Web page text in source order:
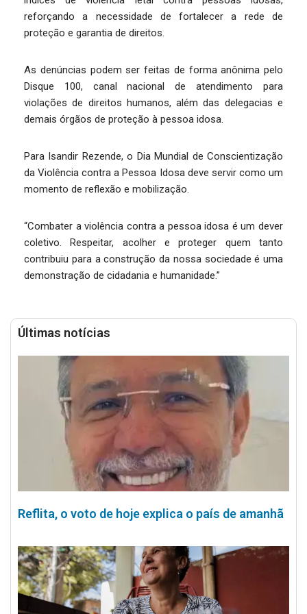
reforçando a necessidade de fortalecer a rede de
proteção e garantia de direitos.
As denúncias podem ser feitas de forma anônima pelo
Disque 100, canal nacional de atendimento para
violações de direitos humanos, além das delegacias e
demais órgãos de proteção à pessoa idosa.
Para Isandir Rezende, o Dia Mundial de Conscientização
da Violência contra a Pessoa Idosa deve servir como um
momento de reflexão e mobilização.
“Combater a violência contra a pessoa idosa é um dever
coletivo. Respeitar, acolher e proteger quem tanto
contribuiu para a construção da nossa sociedade é uma
demonstração de cidadania e humanidade.”
Últimas notícias
Reflita, o voto de hoje explica o país de amanhã